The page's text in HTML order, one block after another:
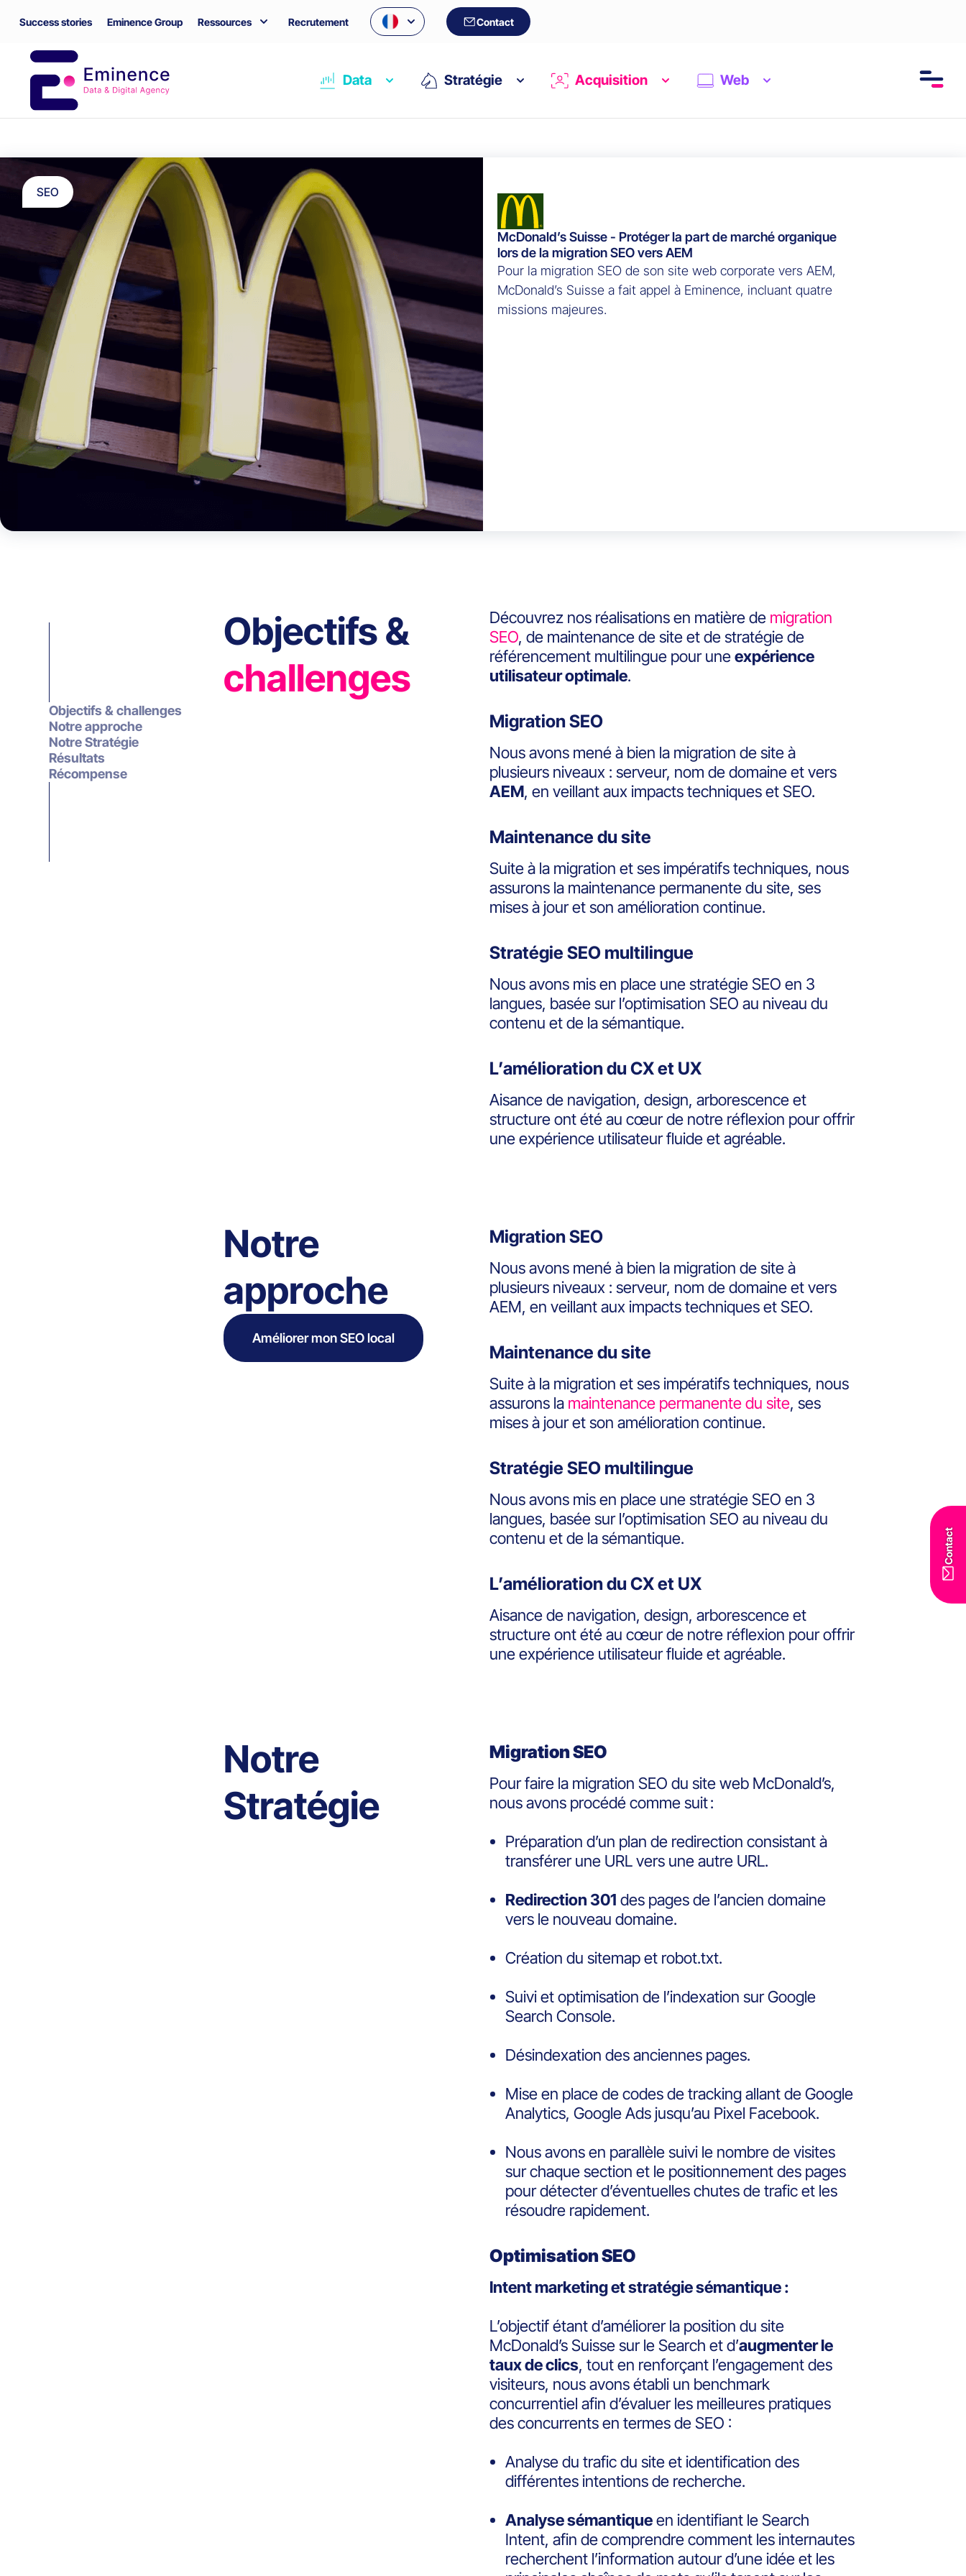
Success stories Eminence Group Ressources Recrutement Contact
Contact
Data Stratégie Acquisition Web
SEO
McDonald’s Suisse - Protéger la part de marché organique
lors de la migration SEO vers AEM
Pour la migration SEO de son site web corporate vers AEM,
McDonald’s Suisse a fait appel à Eminence, incluant quatre
missions majeures.
Objectifs & challenges
Notre approche
Notre Stratégie
Résultats
Récompense
Objectifs &
challenges
Découvrez nos réalisations en matière de migration
SEO, de maintenance de site et de stratégie de
référencement multilingue pour uneexpérience
utilisateur optimale.
Migration SEO
Nous avons mené à bien la migration de site à
plusieurs niveaux : serveur, nom de domaine et vers
AEM, en veillant aux impacts techniques et SEO.
Maintenance du site
Suite à la migration et ses impératifs techniques, nous
assurons la maintenance permanente du site, ses
mises à jour et son amélioration continue.
Stratégie SEO multilingue
Nous avons mis en place une stratégie SEO en 3
langues, basée sur l’optimisation SEO au niveau du
contenu et de la sémantique.
L’amélioration du CX et UX
Aisance de navigation, design, arborescence et
structure ont été au cœur de notre réflexion pour offrir
une expérience utilisateur fluide et agréable.
Notre
approche
Améliorer mon SEO local
Migration SEO
Nous avons mené à bien la migration de site à
plusieurs niveaux : serveur, nom de domaine et vers
AEM, en veillant aux impacts techniques et SEO.
Maintenance du site
Suite à la migration et ses impératifs techniques, nous
assurons la maintenance permanente du site, ses
mises à jour et son amélioration continue.
Stratégie SEO multilingue
Nous avons mis en place une stratégie SEO en 3
langues, basée sur l’optimisation SEO au niveau du
contenu et de la sémantique.
L’amélioration du CX et UX
Aisance de navigation, design, arborescence et
structure ont été au cœur de notre réflexion pour offrir
une expérience utilisateur fluide et agréable.
Notre
Stratégie
Migration SEO
Pour faire la migration SEO du site web McDonald’s,
nous avons procédé comme suit :
Préparation d’un plan de redirection consistant à
transférer une URL vers une autre URL.
Redirection 301 des pages de l’ancien domaine
vers le nouveau domaine.
Création du sitemap et robot.txt.
Suivi et optimisation de l’indexation sur Google
Search Console.
Désindexation des anciennes pages.
Mise en place de codes de tracking allant de Google
Analytics, Google Ads jusqu’au Pixel Facebook.
Nous avons en parallèle suivi le nombre de visites
sur chaque section et le positionnement des pages
pour détecter d’éventuelles chutes de trafic et les
résoudre rapidement.
Optimisation SEO
Intent marketing et stratégie sémantique :
L’objectif étant d’améliorer la position du site
McDonald’s Suisse sur le Search et d’augmenter le
taux de clics, tout en renforçant l’engagement des
visiteurs, nous avons établi un benchmark
concurrentiel afin d’évaluer les meilleures pratiques
des concurrents en termes de SEO :
Analyse du trafic du site et identification des
différentes intentions de recherche.
Analyse sémantiqueen identifiant le Search
Intent, afin de comprendre comment les internautes
recherchent l’information autour d’une idée et les